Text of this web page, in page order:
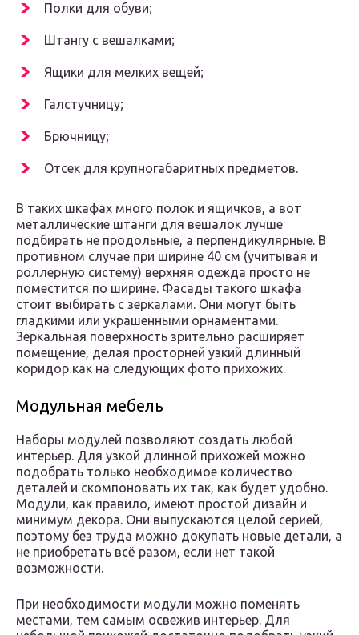
Полки для обуви;
Штангу с вешалками;
Ящики для мелких вещей;
Галстучницу;
Брючницу;
Отсек для крупногабаритных предметов.
В таких шкафах много полок и ящичков, а вот
металлические штанги для вешалок лучше
подбирать не продольные, а перпендикулярные. В
противном случае при ширине 40 см (учитывая и
роллерную систему) верхняя одежда просто не
поместится по ширине. Фасады такого шкафа
стоит выбирать с зеркалами. Они могут быть
гладкими или украшенными орнаментами.
Зеркальная поверхность зрительно расширяет
помещение, делая просторней узкий длинный
коридор как на следующих фото прихожих.
Модульная мебель
Наборы модулей позволяют создать любой
интерьер. Для узкой длинной прихожей можно
подобрать только необходимое количество
деталей и скомпоновать их так, как будет удобно.
Модули, как правило, имеют простой дизайн и
минимум декора. Они выпускаются целой серией,
поэтому без труда можно докупать новые детали, а
не приобретать всё разом, если нет такой
возможности.
При необходимости модули можно поменять
местами, тем самым освежив интерьер. Для